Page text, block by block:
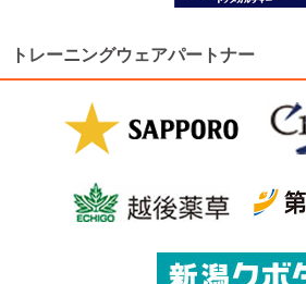
トレーニングウェアパートナー